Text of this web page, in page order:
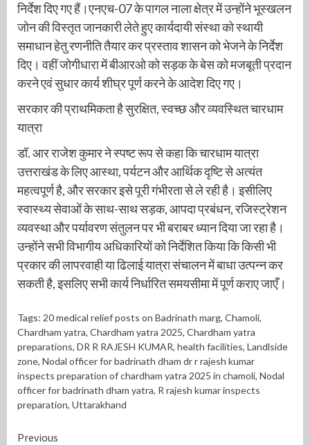
निर्देश दिए गए हैं।एनएच-07 के पागल नाला क्षेत्र में उन्होंने भूस्खलन
जोन की विस्तृत जानकारी लेते हुए कार्यदायी संस्था को स्थायी
समाधान हेतु रणनीति तैयार कर प्रस्ताव शासन को भेजने के निर्देश
दिए। वहीं जोगीधारा में बीआरओ को सड़क के बेस को मजबूती प्रदान
करने एवं सुधार कार्य शीघ्र पूर्ण करने के आदेश दिए गए।
सरकार की प्राथमिकता है सुरक्षित, स्वच्छ और व्यवस्थित चारधाम
यात्रा
डॉ. आर राजेश कुमार ने स्पष्ट रूप से कहा कि चारधाम यात्रा
उत्तराखंड के लिए आस्था, पर्यटन और आर्थिक दृष्टि से अत्यंत
महत्वपूर्ण है, और सरकार इसे पूरी गंभीरता से ले रही है। इसीलिए
स्वास्थ्य सेवाओं के साथ-साथ सड़क, आपदा प्रबंधन, रजिस्ट्रेशन
व्यवस्था और पर्यावरण संतुलन पर भी बराबर ध्यान दिया जा रहा है।
उन्होंने सभी विभागीय अधिकारियों को निर्देशित किया कि किसी भी
प्रकार की लापरवाही या ढिलाई यात्रा संचालन में बाधा उत्पन्न कर
सकती है, इसलिए सभी कार्य निर्धारित समयसीमा में पूर्ण कराए जाएँ।
Tags: 20 medical relief posts on Badrinath marg, Chamoli,
Chardham yatra, Chardham yatra 2025, Chardham yatra
preparations, DR R RAJESH KUMAR, health facilities, Landlside
zone, Nodal officer for badrinath dham dr r rajesh kumar
inspects preparation of chardham yatra 2025 in chamoli, Nodal
officer for badrinath dham yatra, R rajesh kumar inspects
preparation, Uttarakhand
Previous